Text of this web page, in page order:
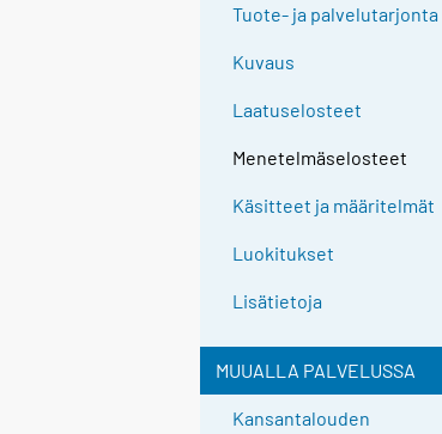
Tuote- ja palvelutarjonta
Kuvaus
Laatuselosteet
Menetelmäselosteet
Käsitteet ja määritelmät
Luokitukset
Lisätietoja
MUUALLA PALVELUSSA
Kansantalouden